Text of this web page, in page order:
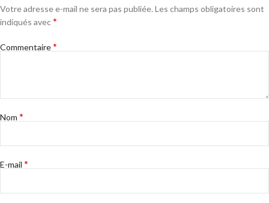
Votre adresse e-mail ne sera pas publiée. Les champs obligatoires sont
indiqués avec*
Commentaire*
Nom *
E-mail *